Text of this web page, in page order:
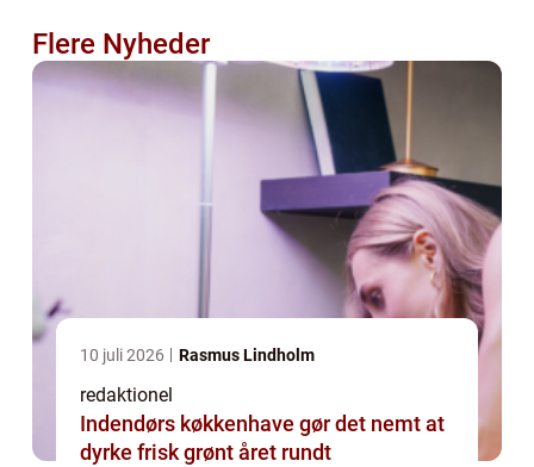
Flere Nyheder
10 juli 2026 Rasmus Lindholm
redaktionel
Indendørs køkkenhave gør det nemt at
dyrke frisk grønt året rundt